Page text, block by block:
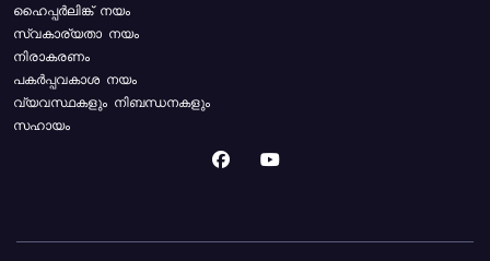
ഹൈപ്പർലിങ്ക് നയം
സ്വകാര്യതാ നയം
നിരാകരണം
പകർപ്പവകാശ നയം
വ്യവസ്ഥകളും നിബന്ധനകളും
സഹായം